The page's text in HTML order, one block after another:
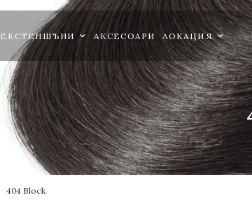
ЕКСТЕНШЪНИ АКСЕСОАРИ ЛОКАЦИЯ
404 Block